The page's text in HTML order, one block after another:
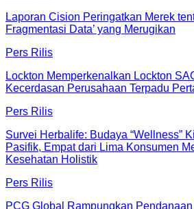
Laporan Cision Peringatkan Merek
Fragmentasi Data’ yang Merugikan
Pers Rilis
Lockton Memperkenalkan Lockton
Kecerdasan Perusahaan Terpadu
Pers Rilis
Survei Herbalife: Budaya “Wellness”
Pasifik, Empat dari Lima Konsumen
Kesehatan Holistik
Pers Rilis
PCG Global Rampungkan